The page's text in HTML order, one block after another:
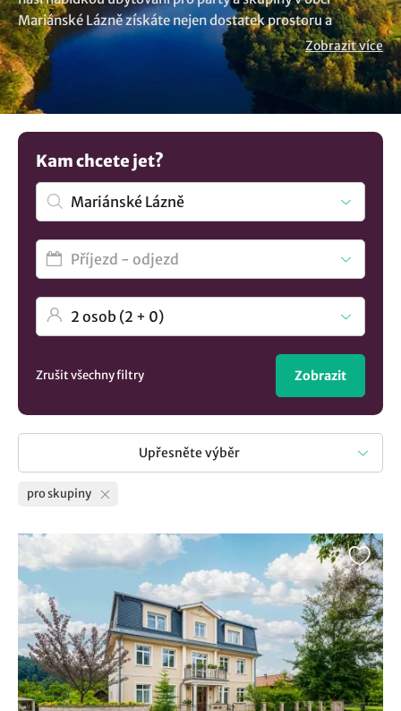
Mariánské Lázně získáte nejen dostatek prostoru a
komfortu, ale také možnost pořádání společenských akcí.
Koukněte se na tato ubytování, která pohodlně ubytují
skupiny o velikosti 10, 15, 20, 25, 30, 45, 50, 60, 70 osob
a více. Nabízená zařízení splní vaše nároky a představy. Pro
výpis všech možností koukněte naubytování v lokalitě
Mariánské Lázně
. a máte vybráno.
Zobrazit více
Kam chcete jet?
Zrušit všechny filtry Zobrazit
Upřesněte výběr
pro skupiny